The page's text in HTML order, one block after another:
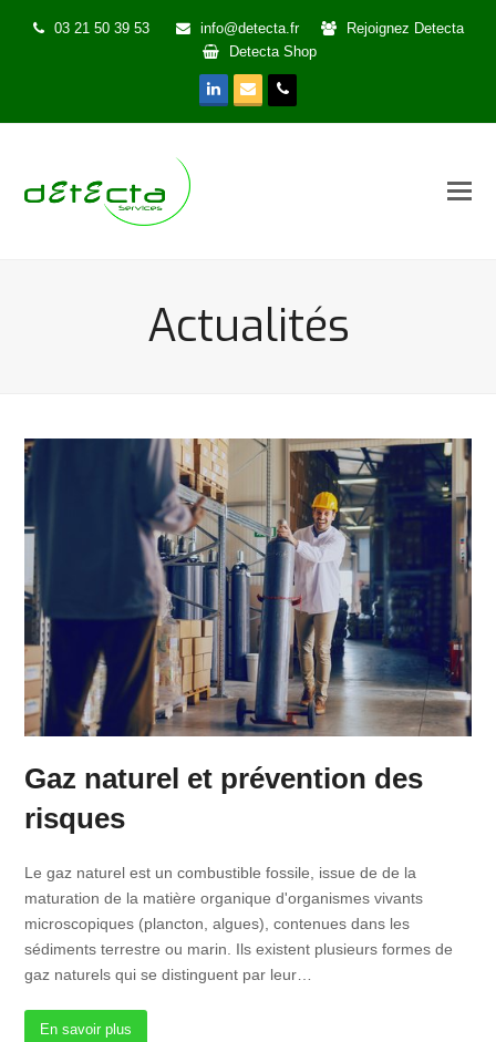
03 21 50 39 53 info@detecta.fr
Rejoignez Detecta
Detecta Shop
LinkedIn
EmailPhone
Actualités
Gaz naturel et prévention des
risques
Le gaz naturel est un combustible fossile, issue de de la
maturation de la matière organique d'organismes vivants
microscopiques (plancton, algues), contenues dans les
sédiments terrestre ou marin. Ils existent plusieurs formes de
gaz naturels qui se distinguent par leur…
En savoir plus